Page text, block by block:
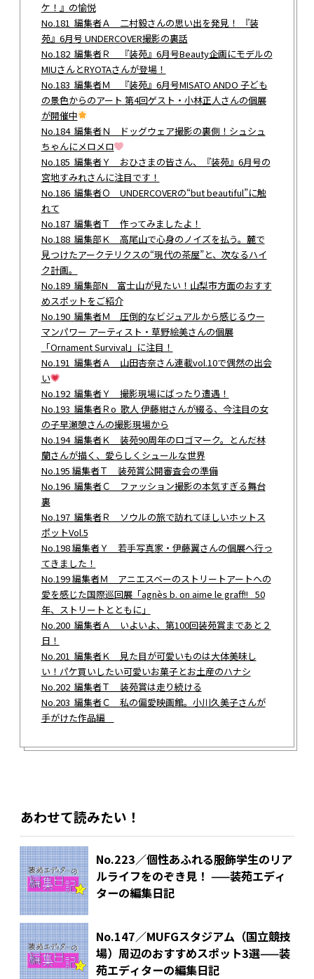
ケ！』の愉悦
No.181 編集者Ａ 二村毅さんの思い出を発見！ 『装
苑』6月号 UNDERCOVER撮影の裏話
No.182 編集者Ｒ 『装苑』6月号Beauty企画にモデルの
MIUさんとRYOTAさんが登場！
No.183 編集者Ｍ 『装苑』6月号MISATO ANDO 子ども
の景色からのアート 第4回ゲスト・小林正人さんの個展
が開催中
No.184 編集者Ｎ ドッグウェア撮影の裏側！シュシュ
ちゃんにメロメロ
No.185 編集者Ｙ おひさまの皆さん、『装苑』6月号の
宮地すみれさんに注目です！
No.186 編集者Ｏ UNDERCOVERの“but beautiful”に触
れて
No.187 編集者Ｔ 作ってみましたよ！
No.188 編集部Ｋ 高尾山で心身のノイズを払う。麓で
見つけたアークテリクスの“現代の茶屋”と、次なるハイ
ク計画。
No.189 編集部N 富士山が見たい！山梨市方面のおすす
めスポットをご紹介
No.190 編集者Ｍ 圧倒的なビジュアルから感じるウー
マンパワー アーティスト・草野絵美さんの個展
「Ornament Survival」に注目！
No.191 編集者Ａ 山田杏奈さん連載vol.10で偶然の出会
い
No.192 編集者Ｙ 撮影現場にばったり遭遇！
No.193 編集者Ｒo 歌人 伊藤紺さんが綴る、今注目の女
の子早瀬憩さんの撮影現場から
No.194 編集者Ｋ 装苑90周年のロゴマーク。とんだ林
蘭さんが描く、愛らしくシュールな世界
No.195 編集者Ｔ 装苑賞公開審査会の準備
No.196 編集者Ｃ ファッション撮影の本気すぎる舞台
裏
No.197 編集者Ｒ ソウルの旅で訪れてほしいホットス
ポットVol.5
No.198 編集者Ｙ 若手写真家・伊藤翼さんの個展へ行っ
てきました！
No.199 編集者Ｍ アニエスベーのストリートアートへの
愛を感じた国際巡回展「agnès b. on aime le graff!! _50
年、ストリートとともに」
No.200 編集者Ａ いよいよ、第100回装苑賞まであと２
日！
No.201 編集者Ｋ 見た目が可愛いものは大体美味し
い！パケ買いしたい可愛いお菓子とお土産のハナシ
No.202 編集者Ｔ 装苑賞は走り続ける
No.203 編集者Ｃ 私の偏愛映画館。小川久美子さんが
手がけた作品編
あわせて読みたい！
No.223／個性あふれる服飾学生のリア
ルライフをのぞき見！ ——装苑エディ
ターの編集日記
No.147／MUFGスタジアム（国立競技
場）周辺のおすすめスポット3選——装
苑エディターの編集日記